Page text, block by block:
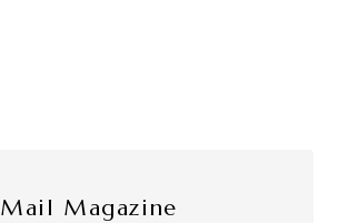
Mail Magazine